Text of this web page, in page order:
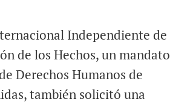
Independiente de
de los Hechos, un mandato
Derechos Humanos de
también solicitó una